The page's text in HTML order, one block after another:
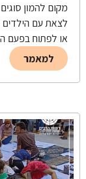
מקום להמון
לצאת עם
או לפתוח בפעם
למאמר